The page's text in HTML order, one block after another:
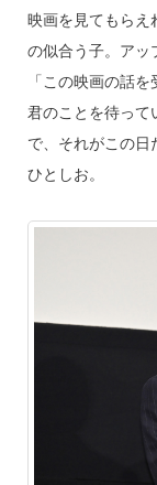
映画を見てもらえ
の似合う子。アッ
「この映画の話
君のことを待って
で、それがこの日
ひとしお。